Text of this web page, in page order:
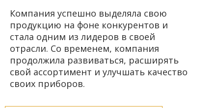
Компания успешно выделяла свою
продукцию на фоне конкурентов и
стала одним из лидеров в своей
отрасли. Со временем, компания
продолжила развиваться, расширять
свой ассортимент и улучшать качество
своих приборов.